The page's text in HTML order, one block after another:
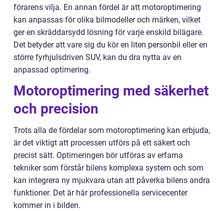
förarens vilja. En annan fördel är att motoroptimering
kan anpassas för olika bilmodeller och märken, vilket
ger en skräddarsydd lösning för varje enskild bilägare.
Det betyder att vare sig du kör en liten personbil eller en
större fyrhjulsdriven SUV, kan du dra nytta av en
anpassad optimering.
Motoroptimering med säkerhet
och precision
Trots alla de fördelar som motoroptimering kan erbjuda,
är det viktigt att processen utförs på ett säkert och
precist sätt. Optimeringen bör utföras av erfarna
tekniker som förstår bilens komplexa system och som
kan integrera ny mjukvara utan att påverka bilens andra
funktioner. Det är här professionella servicecenter
kommer in i bilden.